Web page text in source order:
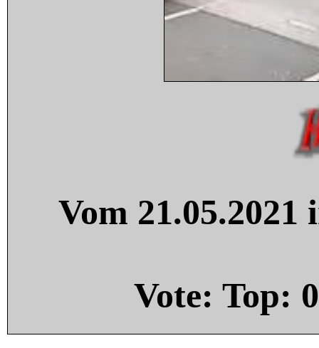
Vom
Vote: Top: 0